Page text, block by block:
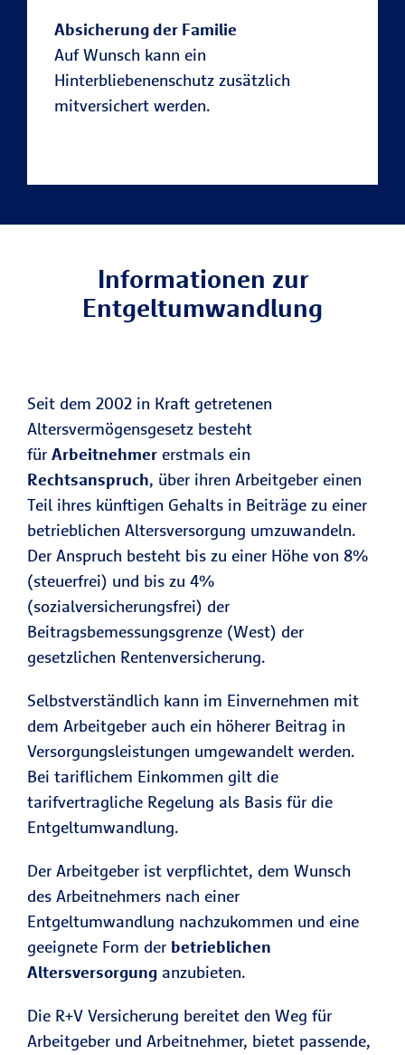
Absicherung der Familie
Auf Wunsch kann ein
Hinterbliebenenschutz zusätzlich
mitversichert werden.
Informationen zur
Entgeltumwandlung
Seit dem 2002 in Kraft getretenen
Altersvermögensgesetz besteht
für Arbeitnehmer erstmals ein
Rechtsanspruch, über ihren Arbeitgeber einen
Teil ihres künftigen Gehalts in Beiträge zu einer
betrieblichen Altersversorgung umzuwandeln.
Der Anspruch besteht bis zu einer Höhe von 8%
(steuerfrei) und bis zu 4%
(sozialversicherungsfrei) der
Beitragsbemessungsgrenze (West) der
gesetzlichen Rentenversicherung.
Selbstverständlich kann im Einvernehmen mit
dem Arbeitgeber auch ein höherer Beitrag in
Versorgungsleistungen umgewandelt werden.
Bei tariflichem Einkommen gilt die
tarifvertragliche Regelung als Basis für die
Entgeltumwandlung.
Der Arbeitgeber ist verpflichtet, dem Wunsch
des Arbeitnehmers nach einer
Entgeltumwandlung nachzukommen und eine
geeignete Form der betrieblichen
Altersversorgung anzubieten.
Die R+V Versicherung bereitet den Weg für
Arbeitgeber und Arbeitnehmer, bietet passende,